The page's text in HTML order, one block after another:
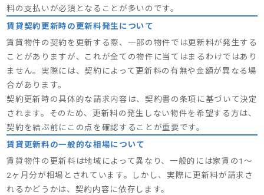
料の支払いが必須となることが多いのです。
賃貸契約更新時の更新料発生について
賃貸物件の契約を更新する際、一部の物件では更新料が発生する
ことがありますが、これが全ての物件に当てはまるわけではあり
ません。実際には、契約によって更新料の有無や金額が異なる場
合があります。
契約更新時の具体的な請求内容は、契約書の条項に基づいて決定
されます。そのため、更新料の発生しない物件を希望する方は、
契約を結ぶ前にこの点を確認することが重要です。
賃貸更新料の一般的な相場について
賃貸物件の更新料は地域によって異なり、一般的には家賃の1～
2ヶ月分が相場とされています。しかし、実際に更新料が請求さ
れるかどうかは、契約内容に依存します。